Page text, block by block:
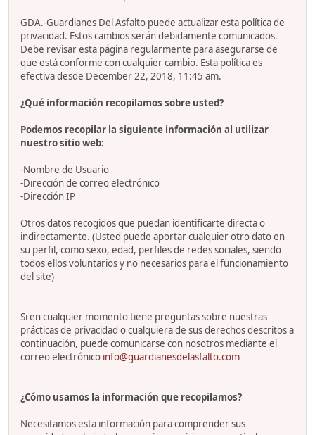
GDA.-Guardianes Del Asfalto puede actualizar esta política de
privacidad. Estos cambios serán debidamente comunicados.
Debe revisar esta página regularmente para asegurarse de
que está conforme con cualquier cambio. Esta política es
efectiva desde December 22, 2018, 11:45 am.
¿Qué información recopilamos sobre usted?
Podemos recopilar la siguiente información al utilizar
nuestro sitio web:
-Nombre de Usuario
-Dirección de correo electrónico
-Dirección IP
Otros datos recogidos que puedan identificarte directa o
indirectamente. (Usted puede aportar cualquier otro dato en
su perfil, como sexo, edad, perfiles de redes sociales, siendo
todos ellos voluntarios y no necesarios para el funcionamiento
del site)
Si en cualquier momento tiene preguntas sobre nuestras
prácticas de privacidad o cualquiera de sus derechos descritos a
continuación, puede comunicarse con nosotros mediante el
correo electrónico info@guardianesdelasfalto.com
¿Cómo usamos la información que recopilamos?
Necesitamos esta información para comprender sus